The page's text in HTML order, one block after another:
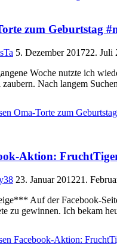
zum Geburtstag
5. Dezember 201722. Juli
Woche nutzte ich
zaubern. Nach langem
Oma-Torte zum
Aktion:
23. Januar 201221.
Auf der Facebook-
zu gewinnen. Ich bekam
Facebook-Aktion: